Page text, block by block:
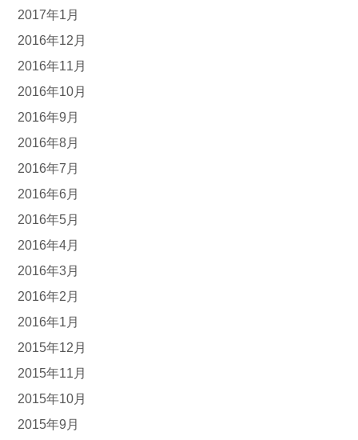
2017年1月
2016年12月
2016年11月
2016年10月
2016年9月
2016年8月
2016年7月
2016年6月
2016年5月
2016年4月
2016年3月
2016年2月
2016年1月
2015年12月
2015年11月
2015年10月
2015年9月